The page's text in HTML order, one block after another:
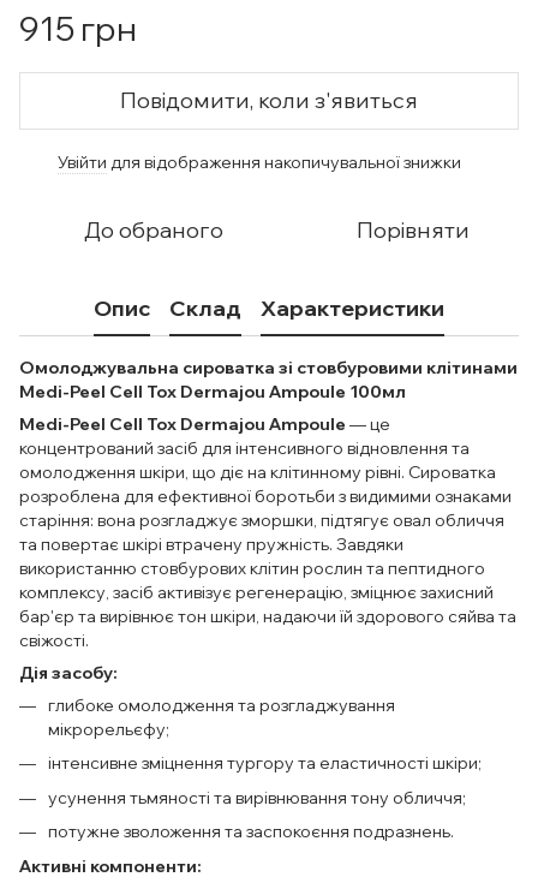
915 грн
Повідомити, коли з'явиться
Увійти для відображення накопичувальної знижки
До обраного Порівняти
Опис Склад Характеристики
Омолоджувальна сироватка зі стовбуровими клітинами
Medi-Peel Cell Tox Dermajou Ampoule 100мл
Medi-Peel Cell Tox Dermajou Ampoule — це
концентрований засіб для інтенсивного відновлення та
омолодження шкіри, що діє на клітинному рівні. Сироватка
розроблена для ефективної боротьби з видимими ознаками
старіння: вона розгладжує зморшки, підтягує овал обличчя
та повертає шкірі втрачену пружність. Завдяки
використанню стовбурових клітин рослин та пептидного
комплексу, засіб активізує регенерацію, зміцнює захисний
бар'єр та вирівнює тон шкіри, надаючи їй здорового сяйва та
свіжості.
Дія засобу:
глибоке омолодження та розгладжування
мікрорельєфу;
інтенсивне зміцнення тургору та еластичності шкіри;
усунення тьмяності та вирівнювання тону обличчя;
потужне зволоження та заспокоєння подразнень.
Активні компоненти: